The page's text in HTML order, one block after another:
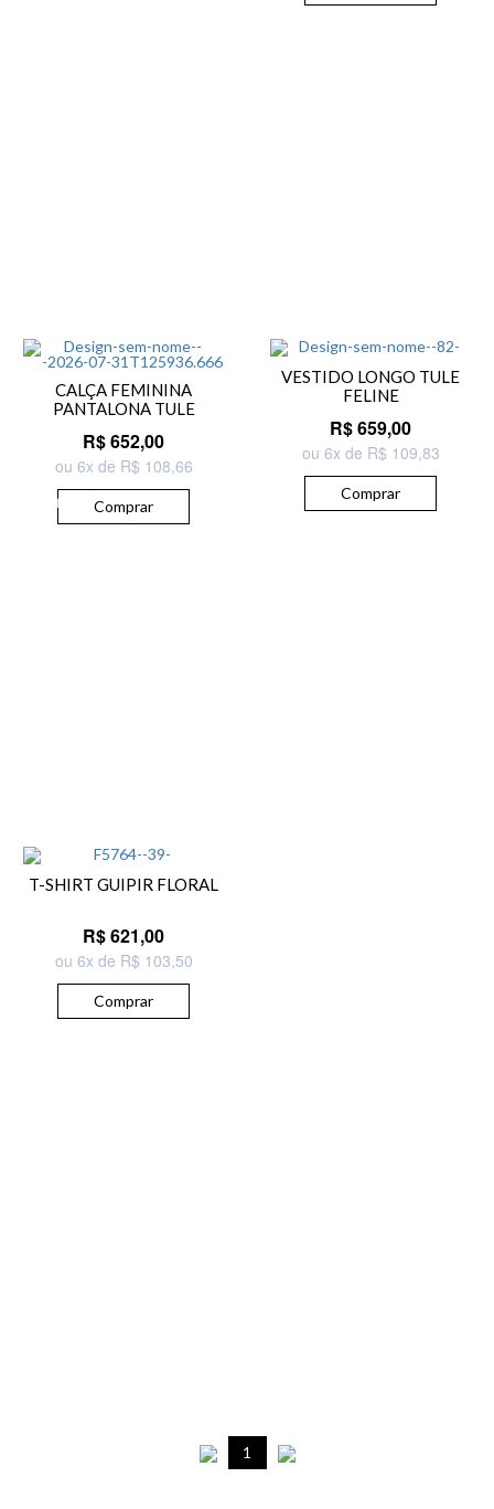
CALÇA FEMININA
PANTALONA TULE
R$ 652,00
ou 6x de R$ 108,66
Comprar
VESTIDO LONGO TULE
FELINE
R$ 659,00
ou 6x de R$ 109,83
Comprar
T-SHIRT GUIPIR FLORAL
R$ 621,00
ou 6x de R$ 103,50
Comprar
1